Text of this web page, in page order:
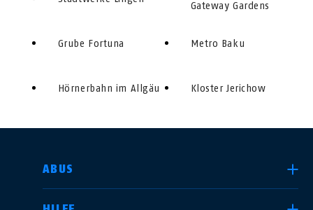
Grube Fortuna
Hörnerbahn im Allgäu
Gateway Gardens
Metro Baku
Kloster Jerichow
ABUS
LAND AUSWÄHLEN